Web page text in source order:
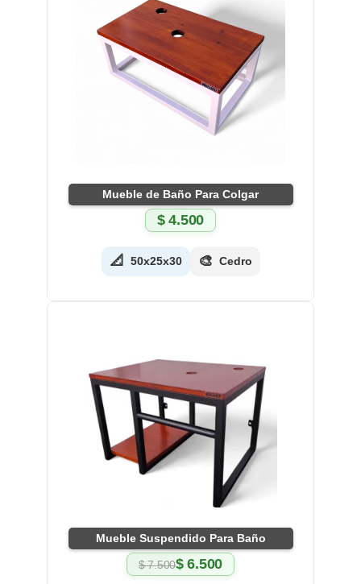
Mueble de Baño Para Colgar
$4.500
📐 50x25x30 🎨 Cedro
Mueble Suspendido Para Baño
$7.500 El
$6.500
El